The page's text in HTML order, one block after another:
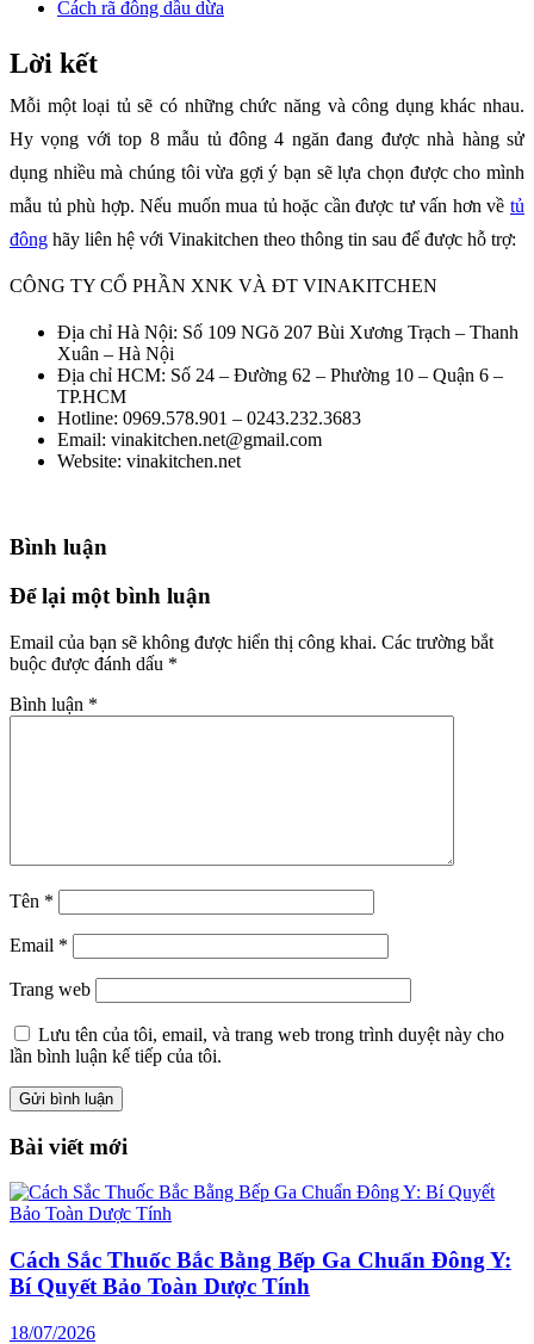
Cách rã đông dầu dừa
Lời kết
Mỗi một loại tủ sẽ có những chức năng và công dụng khác nhau.
Hy vọng với top 8 mẫu tủ đông 4 ngăn đang được nhà hàng sử
dụng nhiều mà chúng tôi vừa gợi ý bạn sẽ lựa chọn được cho mình
mẫu tủ phù hợp. Nếu muốn mua tủ hoặc cần được tư vấn hơn về tủ
đông hãy liên hệ với Vinakitchen theo thông tin sau để được hỗ trợ:
CÔNG TY CỔ PHẦN XNK VÀ ĐT VINAKITCHEN
Địa chỉ Hà Nội: Số 109 NGõ 207 Bùi Xương Trạch – Thanh
Xuân – Hà Nội
Địa chỉ HCM: Số 24 – Đường 62 – Phường 10 – Quận 6 –
TP.HCM
Hotline: 0969.578.901 – 0243.232.3683
Email: vinakitchen.net@gmail.com
Website: vinakitchen.net
Bình luận
Để lại một bình luận
Email của bạn sẽ không được hiển thị công khai. Các trường bắt
buộc được đánh dấu *
Bình luận *
Tên *
Email *
Trang web
Lưu tên của tôi, email, và trang web trong trình duyệt này cho
lần bình luận kế tiếp của tôi.
Bài viết mới
Cách Sắc Thuốc Bắc Bằng Bếp Ga Chuẩn Đông Y:
Bí Quyết Bảo Toàn Dược Tính
18/07/2026